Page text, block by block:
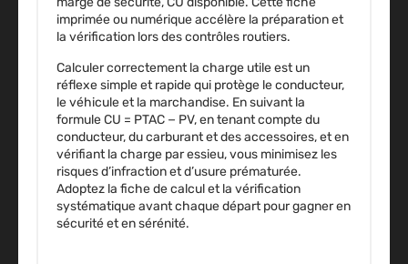
imprimée ou numérique accélère la préparation et
la vérification lors des contrôles routiers.
Calculer correctement la charge utile est un
réflexe simple et rapide qui protège le conducteur,
le véhicule et la marchandise. En suivant la
formule CU = PTAC − PV, en tenant compte du
conducteur, du carburant et des accessoires, et en
vérifiant la charge par essieu, vous minimisez les
risques d’infraction et d’usure prématurée.
Adoptez la fiche de calcul et la vérification
systématique avant chaque départ pour gagner en
sécurité et en sérénité.